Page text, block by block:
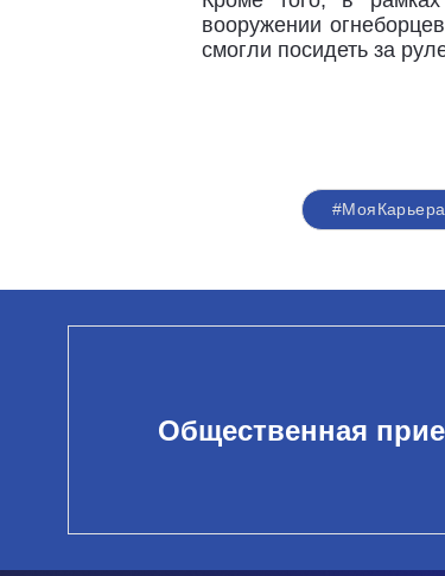
вооружении
смогли посидеть за
Общественная